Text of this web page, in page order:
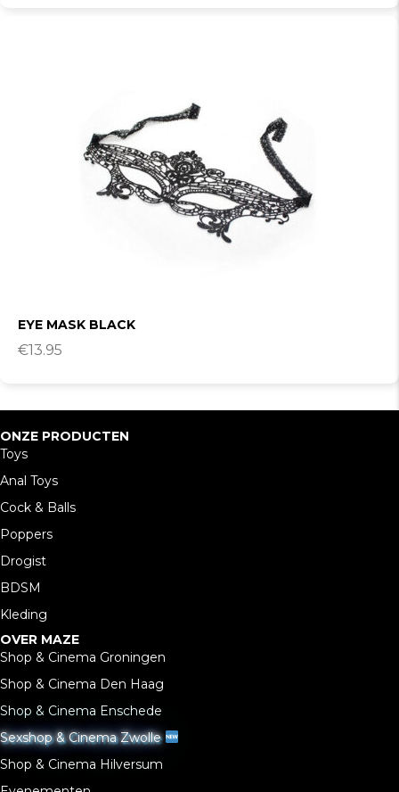
EYE MASK BLACK
€13.95
ONZE PRODUCTEN
Toys
Anal Toys
Cock & Balls
Poppers
Drogist
BDSM
Kleding
OVER MAZE
Shop & Cinema Groningen
Shop & Cinema Den Haag
Shop & Cinema Enschede
Sexshop & Cinema Zwolle
Shop & Cinema Hilversum